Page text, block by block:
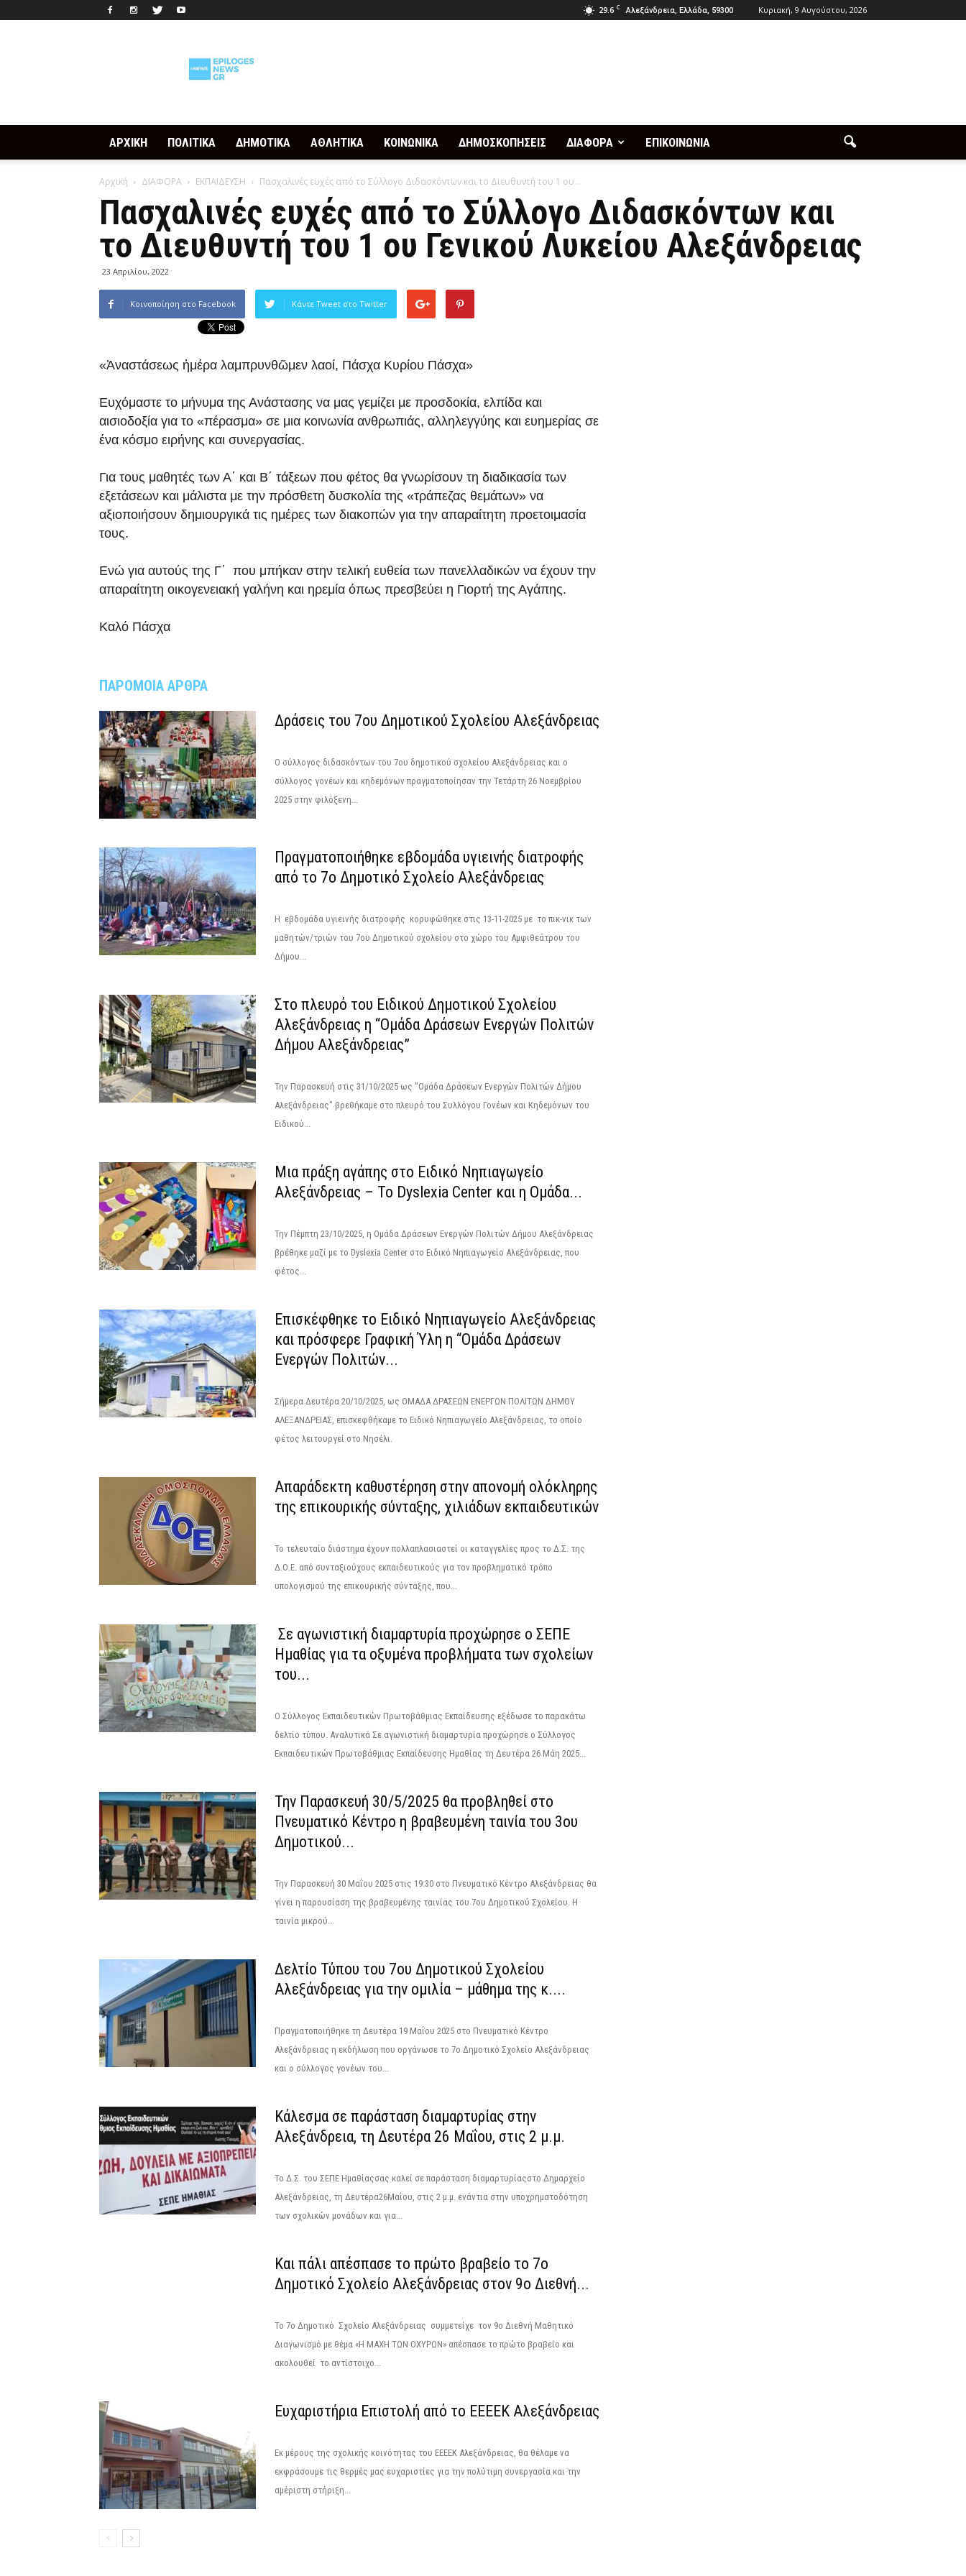
29.6 C Αλεξάνδρεια, Ελλάδα, 59300 Κυριακή, 9 Αυγούστου, 2026
ΑΡΧΙΚΗ ΠΟΛΙΤΙΚΑ ΔΗΜΟΤΙΚΑ ΑΘΛΗΤΙΚΑ ΚΟΙΝΩΝΙΚΑ ΔΗΜΟΣΚΟΠΗΣΕΙΣ ΔΙΑΦΟΡΑ ΕΠΙΚΟΙΝΩΝΙΑ
Αρχική ΔΙΑΦΟΡΑ ΕΚΠΑΙΔΕΥΣΗ Πασχαλινές ευχές από το Σύλλογο Διδασκόντων και το Διευθυντή του 1 ου...
Πασχαλινές ευχές από το Σύλλογο Διδασκόντων και
το Διευθυντή του 1 ου Γενικού Λυκείου Αλεξάνδρειας
23 Απριλίου, 2022
Κοινοποίηση στο Facebook Κάντε Tweet στο Twitter
«Ἀναστάσεως ἡμέρα λαμπρυνθῶμεν λαοί, Πάσχα Κυρίου Πάσχα»
Ευχόμαστε το μήνυμα της Ανάστασης να μας γεμίζει με προσδοκία, ελπίδα και
αισιοδοξία για το «πέρασμα» σε μια κοινωνία ανθρωπιάς, αλληλεγγύης και ευημερίας σε
ένα κόσμο ειρήνης και συνεργασίας.
Για τους μαθητές των Α΄ και Β΄ τάξεων που φέτος θα γνωρίσουν τη διαδικασία των
εξετάσεων και μάλιστα με την πρόσθετη δυσκολία της «τράπεζας θεμάτων» να
αξιοποιήσουν δημιουργικά τις ημέρες των διακοπών για την απαραίτητη προετοιμασία
τους.
Ενώ για αυτούς της Γ΄ που μπήκαν στην τελική ευθεία των πανελλαδικών να έχουν την
απαραίτητη οικογενειακή γαλήνη και ηρεμία όπως πρεσβεύει η Γιορτή της Αγάπης.
Καλό Πάσχα
ΠΑΡΟΜΟΙΑ ΑΡΘΡΑ
Δράσεις του 7ου Δημοτικού Σχολείου Αλεξάνδρειας
Ο σύλλογος διδασκόντων του 7ου δημοτικού σχολείου Αλεξάνδρειας και ο
σύλλογος γονέων και κηδεμόνων πραγματοποίησαν την Τετάρτη 26 Νοεμβρίου
2025 στην φιλόξενη...
Πραγματοποιήθηκε εβδομάδα υγιεινής διατροφής
από το 7ο Δημοτικό Σχολείο Αλεξάνδρειας
Η εβδομάδα υγιεινής διατροφής κορυφώθηκε στις 13-11-2025 με το πικ-νικ των
μαθητών/τριών του 7ου Δημοτικού σχολείου στο χώρο του Αμφιθεάτρου του
Δήμου...
Στο πλευρό του Ειδικού Δημοτικού Σχολείου
Αλεξάνδρειας η “Ομάδα Δράσεων Ενεργών Πολιτών
Δήμου Αλεξάνδρειας”
Την Παρασκευή στις 31/10/2025 ως "Ομάδα Δράσεων Ενεργών Πολιτών Δήμου
Αλεξάνδρειας" βρεθήκαμε στο πλευρό του Συλλόγου Γονέων και Κηδεμόνων του
Ειδικού...
Μια πράξη αγάπης στο Ειδικό Νηπιαγωγείο
Αλεξάνδρειας – Το Dyslexia Center και η Ομάδα...
Την Πέμπτη 23/10/2025, η Ομάδα Δράσεων Ενεργών Πολιτών Δήμου Αλεξάνδρειας
βρέθηκε μαζί με το Dyslexia Center στο Ειδικό Νηπιαγωγείο Αλεξάνδρειας, που
φέτος...
Επισκέφθηκε το Ειδικό Νηπιαγωγείο Αλεξάνδρειας
και πρόσφερε Γραφική Ύλη η “Ομάδα Δράσεων
Ενεργών Πολιτών...
Σήμερα Δευτέρα 20/10/2025, ως ΟΜΑΔΑ ΔΡΑΣΕΩΝ ΕΝΕΡΓΩΝ ΠΟΛΙΤΩΝ ΔΗΜΟΥ
ΑΛΕΞΑΝΔΡΕΙΑΣ, επισκεφθήκαμε το Ειδικό Νηπιαγωγείο Αλεξάνδρειας, το οποίο
φέτος λειτουργεί στο Νησέλι.
Απαράδεκτη καθυστέρηση στην απονομή ολόκληρης
της επικουρικής σύνταξης, χιλιάδων εκπαιδευτικών
Το τελευταίο διάστημα έχουν πολλαπλασιαστεί οι καταγγελίες προς το Δ.Σ. της
Δ.Ο.Ε. από συνταξιούχους εκπαιδευτικούς για τον προβληματικό τρόπο
υπολογισμού της επικουρικής σύνταξης, που...
Σε αγωνιστική διαμαρτυρία προχώρησε ο ΣΕΠΕ
Ημαθίας για τα οξυμένα προβλήματα των σχολείων
του...
Ο Σύλλογος Εκπαιδευτικών Πρωτοβάθμιας Εκπαίδευσης εξέδωσε το παρακάτω
δελτίο τύπου. Αναλυτικά Σε αγωνιστική διαμαρτυρία προχώρησε ο Σύλλογος
Εκπαιδευτικών Πρωτοβάθμιας Εκπαίδευσης Ημαθίας τη Δευτέρα 26 Μάη 2025...
Την Παρασκευή 30/5/2025 θα προβληθεί στο
Πνευματικό Κέντρο η βραβευμένη ταινία του 3ου
Δημοτικού...
Την Παρασκευή 30 Μαΐου 2025 στις 19:30 στο Πνευματικό Κέντρο Αλεξάνδρειας θα
γίνει η παρουσίαση της βραβευμένης ταινίας του 7ου Δημοτικού Σχολείου. Η
ταινία μικρού...
Δελτίο Τύπου του 7ου Δημοτικού Σχολείου
Αλεξάνδρειας για την ομιλία – μάθημα της κ....
Πραγματοποιήθηκε τη Δευτέρα 19 Μαΐου 2025 στο Πνευματικό Κέντρο
Αλεξάνδρειας η εκδήλωση που οργάνωσε το 7ο Δημοτικό Σχολείο Αλεξάνδρειας
και ο σύλλογος γονέων του...
Κάλεσμα σε παράσταση διαμαρτυρίας στην
Αλεξάνδρεια, τη Δευτέρα 26 Μαΐου, στις 2 μ.μ.
Το Δ.Σ. του ΣΕΠΕ Ημαθίαςσας καλεί σε παράσταση διαμαρτυρίαςστο Δημαρχείο
Αλεξάνδρειας, τη Δευτέρα26Μαΐου, στις 2 μ.μ. ενάντια στην υποχρηματοδότηση
των σχολικών μονάδων και για...
Και πάλι απέσπασε το πρώτο βραβείο το 7ο
Δημοτικό Σχολείο Αλεξάνδρειας στον 9ο Διεθνή...
Το 7ο Δημοτικό Σχολείο Αλεξάνδρειας συμμετείχε τον 9ο Διεθνή Μαθητικό
Διαγωνισμό με θέμα «Η ΜΑΧΗ ΤΩΝ ΟΧΥΡΩΝ» απέσπασε το πρώτο βραβείο και
ακολουθεί το αντίστοιχο...
Ευχαριστήρια Επιστολή από το ΕΕΕΕΚ Αλεξάνδρειας
Εκ μέρους της σχολικής κοινότητας του ΕΕΕΕΚ Αλεξάνδρειας, θα θέλαμε να
εκφράσουμε τις θερμές μας ευχαριστίες για την πολύτιμη συνεργασία και την
αμέριστη στήριξη...